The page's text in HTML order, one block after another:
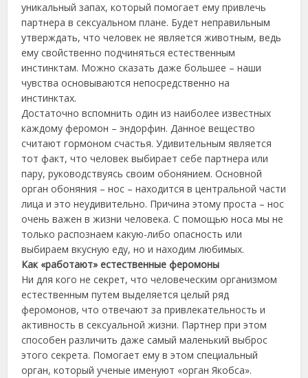
уникальный запах, который помогает ему привлечь
партнера в сексуальном плане. Будет неправильным
утверждать, что человек не является животным, ведь
ему свойственно подчиняться естественным
инстинктам. Можно сказать даже большее – наши
чувства основываются непосредственно на
инстинктах.
Достаточно вспомнить один из наиболее известных
каждому феромон – эндорфин. Данное вещество
считают гормоном счастья. Удивительным является
тот факт, что человек выбирает себе партнера или
пару, руководствуясь своим обонянием. Основной
орган обоняния – нос – находится в центральной части
лица и это неудивительно. Причина этому проста – нос
очень важен в жизни человека. С помощью носа мы не
только распознаем какую-либо опасность или
выбираем вкусную еду, но и находим любимых.
Как «работают» естественные феромоны
Ни для кого не секрет, что человеческим организмом
естественным путем выделяется целый ряд
феромонов, что отвечают за привлекательность и
активность в сексуальной жизни. Партнер при этом
способен различить даже самый маленький выброс
этого секрета. Помогает ему в этом специальный
орган, который ученые именуют «орган Якобса».